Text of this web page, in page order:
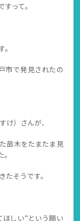
って。
市で発見されたの
け）さんが、
苗木をたまたま見
そうです。
ほしい”という願い